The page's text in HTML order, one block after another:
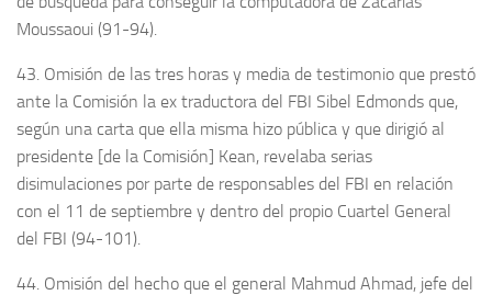
Moussaoui (91-94).
43. Omisión de las tres horas y media de testimonio que prestó
ante la Comisión la ex traductora del FBI Sibel Edmonds que,
según una carta que ella misma hizo pública y que dirigió al
presidente [de la Comisión] Kean, revelaba serias
disimulaciones por parte de responsables del FBI en relación
con el 11 de septiembre y dentro del propio Cuartel General
del FBI (94-101).
44. Omisión del hecho que el general Mahmud Ahmad, jefe del